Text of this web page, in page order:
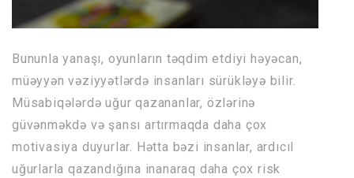
Bununla yanaşı, oyunların təqdim etdiyi həyəcan,
müəyyən vəziyyətlərdə insanları sürükləyə bilir.
Müsabiqələrdə uğur qazananlar, özlərinə
güvənməkdə və şansı artırmaqda daha çox
motivasiya duyurlar. Hətta bəzi insanlar, ardıcıl
uğurlarla qazandığına inanaraq daha çox risk